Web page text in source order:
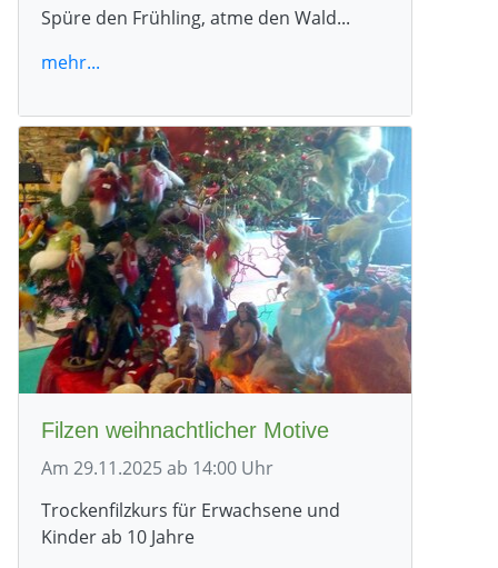
Spüre den Frühling, atme den Wald...
mehr...
Filzen weihnachtlicher Motive
Am 29.11.2025 ab 14:00 Uhr
Trockenfilzkurs für Erwachsene und
Kinder ab 10 Jahre